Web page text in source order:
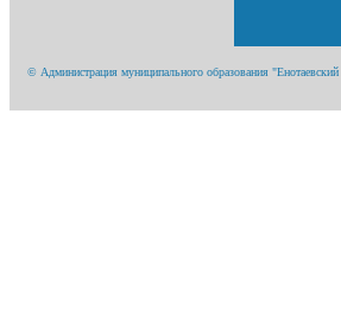
© Администрация муниципального образования